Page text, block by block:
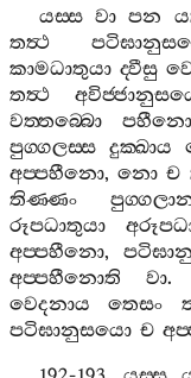
යස‍්ස වා පන
තත්‍ථ
කාමධාතුයා ද‍්වීසු
තත්‍ථ
වත‍්තබ‍්බො
පුග‍්ගලස‍්ස දුක‍්ඛාය
අප‍්පහීනො,නො ච
තිණ‍්ණං
රූපධාතුයා
අප‍්පහීනො,
අප‍්පහීනොති
වා.
වෙදනාය
තෙසං
පටිඝානුසයො ච